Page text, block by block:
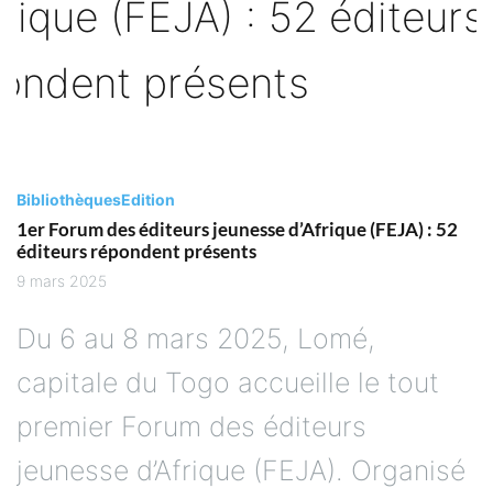
BibliothèquesEdition
1er Forum des éditeurs jeunesse d’Afrique (FEJA) : 52
éditeurs répondent présents
9 mars 2025
Du 6 au 8 mars 2025, Lomé,
capitale du Togo accueille le tout
premier Forum des éditeurs
jeunesse d’Afrique (FEJA). Organisé